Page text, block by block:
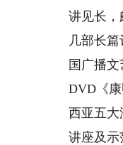
讲见长，
几部长
国广播
DVD《
西亚五大
讲座及示